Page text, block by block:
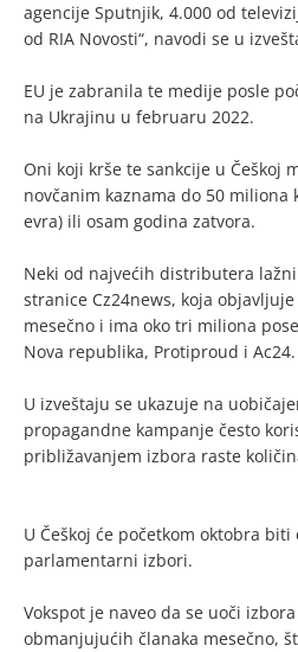
agencije Sputnjik, 4.000 od
od RIA Novosti“, navodi se u
EU je zabranila te medije posle
na Ukrajinu u februaru 2022.
Oni koji krše te sankcije u Češkoj
novčanim kaznama do 50 miliona
evra) ili osam godina zatvora.
Neki od najvećih distributera
stranice Cz24news, koja
mesečno i ima oko tri miliona
Nova republika, Protiproud i Ac24.
U izveštaju se ukazuje na
propagandne kampanje često
približavanjem izbora raste
U Češkoj će početkom oktobra biti
parlamentarni izbori.
Vokspot je naveo da se uoči
obmanjujućih članaka mesečno,